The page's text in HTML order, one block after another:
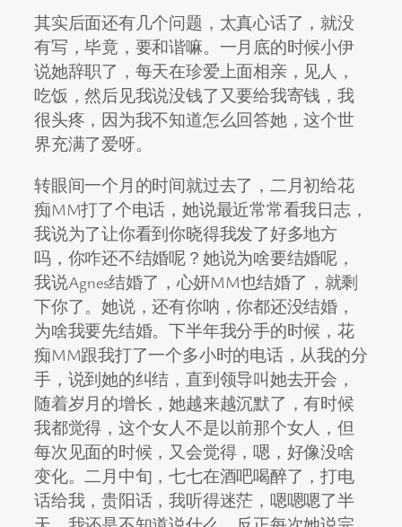
其实后面还有几个问题，太真心话了，就没
有写，毕竟，要和谐嘛。一月底的时候小伊
说她辞职了，每天在珍爱上面相亲，见人，
吃饭，然后见我说没钱了又要给我寄钱，我
很头疼，因为我不知道怎么回答她，这个世
界充满了爱呀。
转眼间一个月的时间就过去了，二月初给花
痴MM打了个电话，她说最近常常看我日志，
我说为了让你看到你晓得我发了好多地方
吗，你咋还不结婚呢？她说为啥要结婚呢，
我说Agnes结婚了，心妍MM也结婚了，就剩
下你了。她说，还有你呐，你都还没结婚，
为啥我要先结婚。下半年我分手的时候，花
痴MM跟我打了一个多小时的电话，从我的分
手，说到她的纠结，直到领导叫她去开会，
随着岁月的增长，她越来越沉默了，有时候
我都觉得，这个女人不是以前那个女人，但
每次见面的时候，又会觉得，嗯，好像没啥
变化。二月中旬，七七在酒吧喝醉了，打电
话给我，贵阳话，我听得迷茫，嗯嗯嗯了半